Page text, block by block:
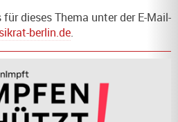
dieses Thema unter der E-Mail-
berlin.de.